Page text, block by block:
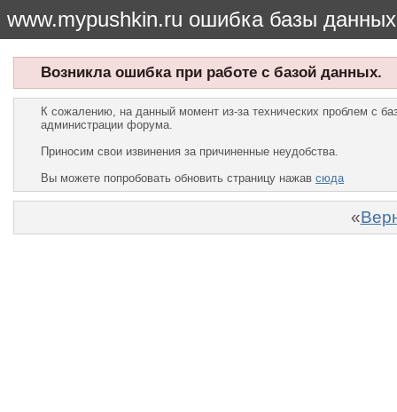
www.mypushkin.ru ошибка базы данных
Возникла ошибка при работе с базой данных.
К сожалению, на данный момент из-за технических проблем с
администрации форума.
Приносим свои извинения за причиненные неудобства.
Вы можете попробовать обновить страницу нажав сюда
«